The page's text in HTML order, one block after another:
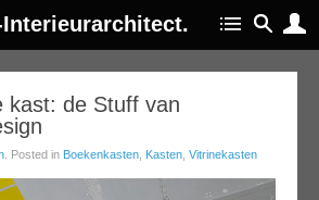
kast: de Stuff van
. Posted in Boekenkasten Kasten Vitrinekasten